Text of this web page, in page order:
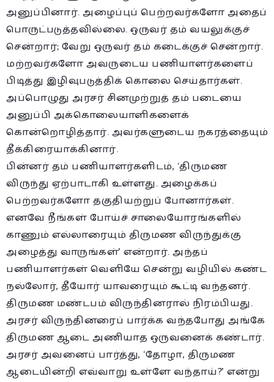
அனுப்பினார். அழைப்புப் பெற்றவர்களோ அதைப்
பொருட்படுத்தவில்லை. ஒருவர் தம் வயலுக்குச்
சென்றார்; வேறு ஒருவர் தம் கடைக்குச் சென்றார்.
மற்றவர்களோ அவருடைய பணியாளர்களைப்
பிடித்து இழிவுபடுத்திக் கொலை செய்தார்கள்.
அப்பொழுது அரசர் சினமுற்றுத் தம் படையை
அனுப்பி அக்கொலையாளிகளைக்
கொன்றொழித்தார். அவர்களுடைய நகரத்தையும்
தீக்கிரையாக்கினார்.
பின்னர் தம் பணியாளர்களிடம், ‘திருமண
விருந்து ஏற்பாடாகி உள்ளது. அழைக்கப்
பெற்றவர்களோ தகுதியற்றுப் போனார்கள்.
எனவே நீங்கள் போய்ச் சாலையோரங்களில்
காணும் எல்லாரையும் திருமண விருந்துக்கு
அழைத்து வாருங்கள்’ என்றார். அந்தப்
பணியாளர்கள் வெளியே சென்று வழியில் கண்ட
நல்லோர், தீயோர் யாவரையும் கூட்டி வந்தனர்.
திருமண மண்டபம் விருந்தினரால் நிரம்பியது.
அரசர் விருந்தினரைப் பார்க்க வந்தபோது அங்கே
திருமண ஆடை அணியாத ஒருவனைக் கண்டார்.
அரசர் அவனைப் பார்த்து, ‘தோழா, திருமண
ஆடையின்றி எவ்வாறு உள்ளே வந்தாய்?’ என்று